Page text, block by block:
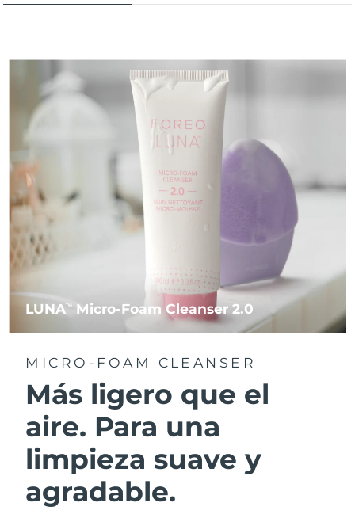
LUNATM Micro-Foam Cleanser 2.0
MICRO-FOAM CLEANSER
Más ligero que el
aire. Para una
limpieza suave y
agradable.